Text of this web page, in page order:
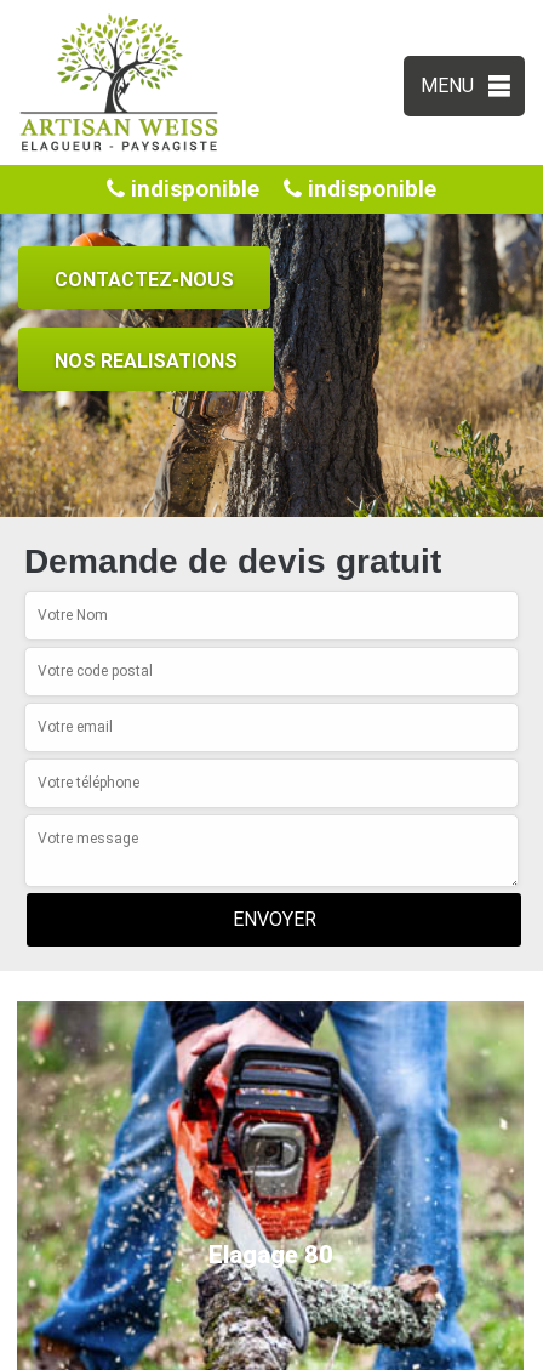
MENU
indisponible indisponible
CONTACTEZ-NOUS
NOS REALISATIONS
Demande de devis gratuit
Elagage 80